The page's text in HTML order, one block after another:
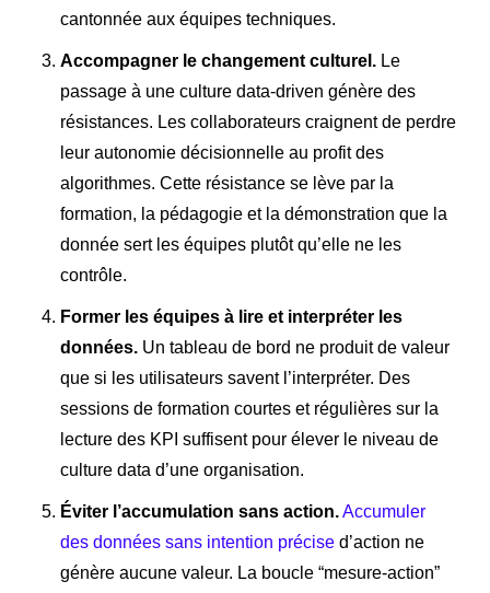
cantonnée aux équipes techniques.
Accompagner le changement culturel. Le
passage à une culture data-driven génère des
résistances. Les collaborateurs craignent de perdre
leur autonomie décisionnelle au profit des
algorithmes. Cette résistance se lève par la
formation, la pédagogie et la démonstration que la
donnée sert les équipes plutôt qu’elle ne les
contrôle.
Former les équipes à lire et interpréter les
données. Un tableau de bord ne produit de valeur
que si les utilisateurs savent l’interpréter. Des
sessions de formation courtes et régulières sur la
lecture des KPI suffisent pour élever le niveau de
culture data d’une organisation.
Éviter l’accumulation sans action.Accumuler
des données sans intention précise d’action ne
génère aucune valeur. La boucle “mesure-action”